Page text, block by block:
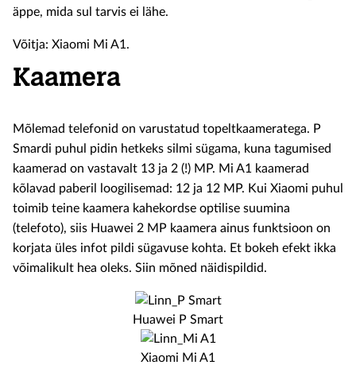
äppe, mida sul tarvis ei lähe.
Võitja: Xiaomi Mi A1.
Kaamera
Mõlemad telefonid on varustatud topeltkaameratega. P
Smardi puhul pidin hetkeks silmi sügama, kuna tagumised
kaamerad on vastavalt 13 ja 2 (!) MP. Mi A1 kaamerad
kõlavad paberil loogilisemad: 12 ja 12 MP. Kui Xiaomi puhul
toimib teine kaamera kahekordse optilise suumina
(telefoto), siis Huawei 2 MP kaamera ainus funktsioon on
korjata üles infot pildi sügavuse kohta. Et bokeh efekt ikka
võimalikult hea oleks. Siin mõned näidispildid.
Huawei P Smart
Xiaomi Mi A1